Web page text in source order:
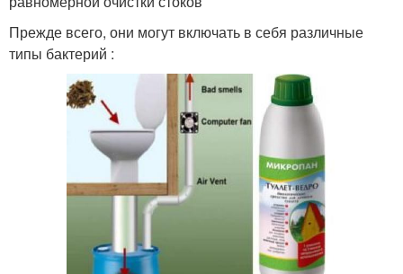
Прежде всего, они могут включать в себя различные
типы бактерий :